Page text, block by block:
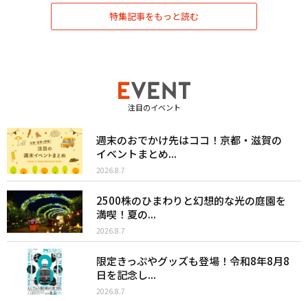
特集記事をもっと読む
注目のイベント
週末のおでかけ先はココ！京都・滋賀の
イベントまとめ...
2026.8.7
2500株のひまわりと幻想的な光の庭園を
満喫！夏の...
2026.8.7
限定きっぷやグッズも登場！令和8年8月8
日を記念し...
2026.8.7